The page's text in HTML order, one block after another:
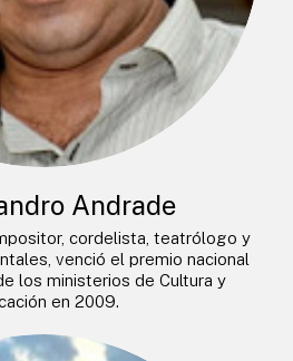
Andrade
cordelista, teatrólogo y
venció el premio nacional
los ministerios de Cultura y
en 2009.